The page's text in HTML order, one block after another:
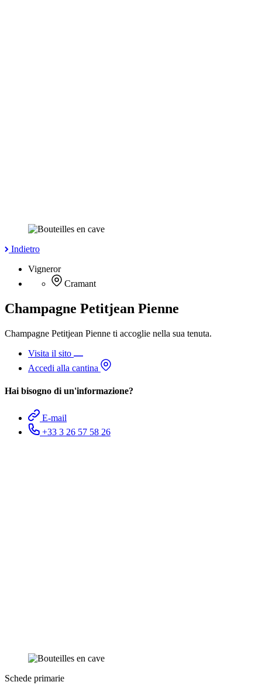
Indietro
Vigneror
Cramant
Champagne Petitjean Pienne
Champagne Petitjean Pienne ti accoglie nella sua tenuta.
Visita il sito
Accedi alla cantina
Hai bisogno di un'informazione?
E-mail
+33 3 26 57 58 26
Schede primarie